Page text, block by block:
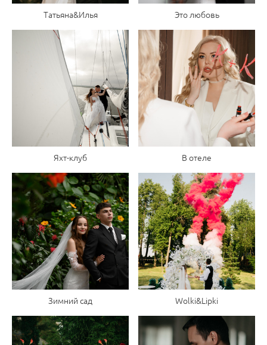
Татьяна&Илья Это любовь
Яхт-клуб В отеле
Зимний сад Wolki&Lipki